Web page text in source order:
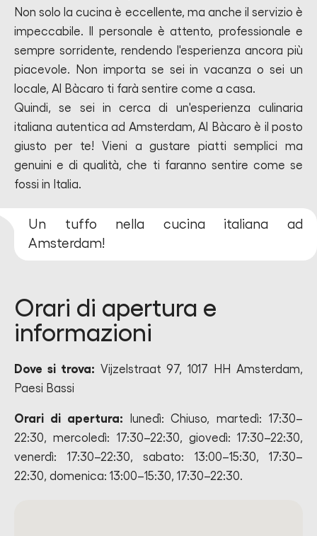
Non solo la cucina è eccellente, ma anche il servizio è
impeccabile. Il personale è attento, professionale e
sempre sorridente, rendendo l'esperienza ancora più
piacevole. Non importa se sei in vacanza o sei un
locale, Al Bàcaro ti farà sentire come a casa.
Quindi, se sei in cerca di un'esperienza culinaria
italiana autentica ad Amsterdam, Al Bàcaro è il posto
giusto per te! Vieni a gustare piatti semplici ma
genuini e di qualità, che ti faranno sentire come se
fossi in Italia.
Un tuffo nella cucina italiana ad
Amsterdam!
Orari di apertura e
informazioni
Dove si trova: Vijzelstraat 97, 1017 HH Amsterdam,
Paesi Bassi
Orari di apertura: lunedì: Chiuso, martedì: 17:30–
22:30, mercoledì: 17:30–22:30, giovedì: 17:30–22:30,
venerdì: 17:30–22:30, sabato: 13:00–15:30, 17:30–
22:30, domenica: 13:00–15:30, 17:30–22:30.